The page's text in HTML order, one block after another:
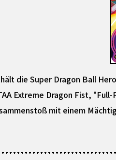
die Super Dragon Ball
Extreme Dragon Fist,
mit einem